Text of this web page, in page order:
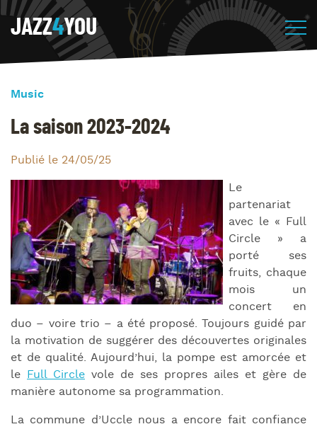
JAZZ4YOU
Music
La saison 2023-2024
Publié le 24/05/25
Le
partenariat
avec le « Full
Circle » a
porté ses
fruits, chaque
mois un
concert en
duo – voire trio – a été proposé. Toujours guidé par
la motivation de suggérer des découvertes originales
et de qualité. Aujourd’hui, la pompe est amorcée et
le Full Circle vole de ses propres ailes et gère de
manière autonome sa programmation.
La commune d’Uccle nous a encore fait confiance